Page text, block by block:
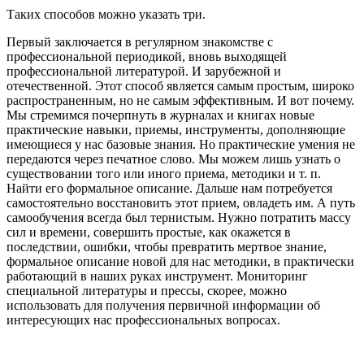
Таких способов можно указать три.
Первый заключается в регулярном знакомстве с
профессиональной периодикой, вновь выходящей
профессиональной литературой. И зарубежной и
отечественной. Этот способ является самым простым, широко
распространенным, но не самым эффективным. И вот почему.
Мы стремимся почерпнуть в журналах и книгах новые
практические навыки, приемы, инструменты, дополняющие
имеющиеся у нас базовые знания. Но практические умения не
передаются через печатное слово. Мы можем лишь узнать о
существовании того или иного приема, методики и т. п.
Найти его формальное описание. Дальше нам потребуется
самостоятельно восстановить этот прием, овладеть им. А путь
самообучения всегда был тернистым. Нужно потратить массу
сил и времени, совершить простые, как окажется в
последствии, ошибки, чтобы превратить мертвое знание,
формальное описание новой для нас методики, в практически
работающий в наших руках инструмент. Мониторинг
специальной литературы и прессы, скорее, можно
использовать для получения первичной информации об
интересующих нас профессиональных вопросах.